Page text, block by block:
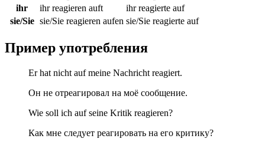
ihr
ihr reagieren auft
ihr reagierte auf
sie/Sie sie/Sie reagieren aufen sie/Sie reagierte auf
Пример употребления
Er hat nicht auf meine Nachricht reagiert.
Он не отреагировал на моё сообщение.
Wie soll ich auf seine Kritik reagieren?
Как мне следует реагировать на его критику?